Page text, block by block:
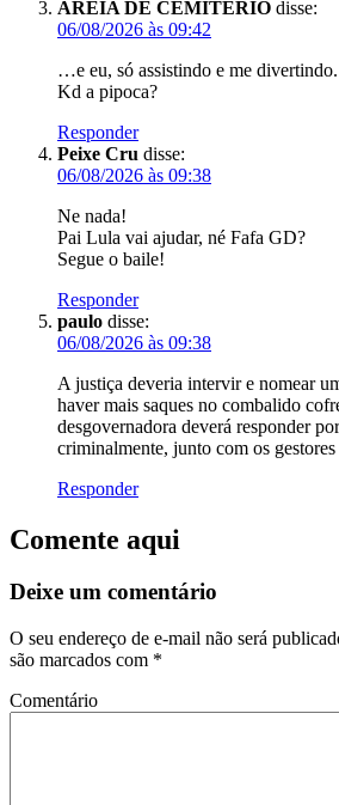
AREIA DE CEMITÉRIO disse:
06/08/2026 às 09:42
…e eu, só assistindo e me divertindo.
Kd a pipoca?
Responder
Peixe Cru disse:
06/08/2026 às 09:38
Ne nada!
Pai Lula vai ajudar, né Fafa GD?
Segue o baile!
Responder
paulo disse:
06/08/2026 às 09:38
A justiça deveria intervir e nomear
haver mais saques no combalido
desgovernadora deverá responder
criminalmente, junto com os
Responder
Comente aqui
Deixe um comentário
O seu endereço de e-mail não será
são marcados com *
Comentário